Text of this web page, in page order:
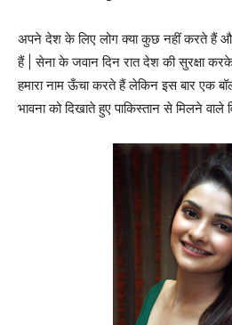
अपने देश के लिए लोग क्या कुछ नहीं करते हैं
हैं | सेना के जवान दिन रात देश की सुरक्षा
हमारा नाम ऊँचा करते हैं लेकिन इस बार एक
भावना को दिखाते हुए पाकिस्तान से मिलने वाले